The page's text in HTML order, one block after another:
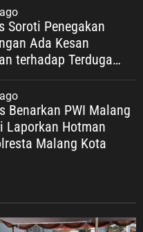
Depok
Soroti Penegakan
Ada Kesan
terhadap Terduga
Benarkan PWI Malang
Laporkan Hotman
Malang Kota